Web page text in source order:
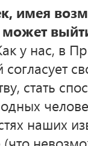
имея
у нас, в
согласует
стать
наших